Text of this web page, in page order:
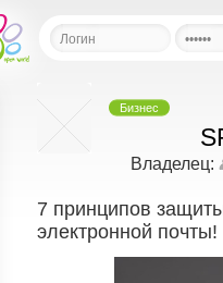
Бизнес
Владелец:
7 принципов
электронной почты!